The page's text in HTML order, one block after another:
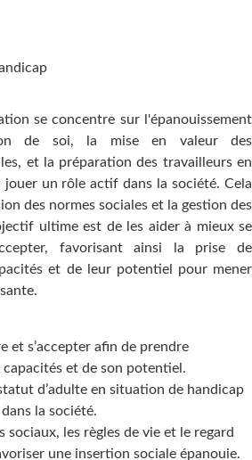
se concentre sur l'épanouissement
de soi, la mise en valeur des
et la préparation des travailleurs en
un rôle actif dans la société. Cela
des normes sociales et la gestion des
ultime est de les aider à mieux se
favorisant ainsi la prise de
et de leur potentiel pour mener
et s’accepter afin de prendre
capacités et de son potentiel.
d’adulte en situation de handicap
la société.
sociaux, les règles de vie et le regard
une insertion sociale épanouie.